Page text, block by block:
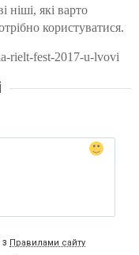
ніші, які варто
користуватися.
rielt-fest-2017-u-lvovi
Правилами сайту